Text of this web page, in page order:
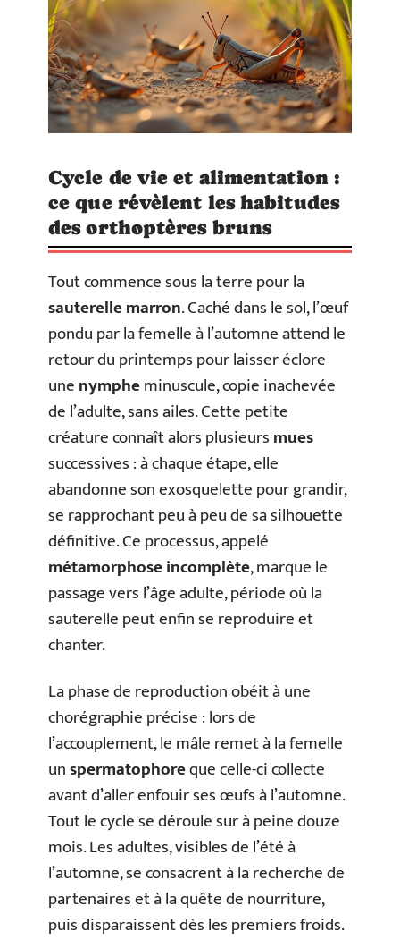
Cycle de vie et alimentation :
ce que révèlent les habitudes
des orthoptères bruns
Tout commence sous la terre pour la
sauterelle marron. Caché dans le sol, l’œuf
pondu par la femelle à l’automne attend le
retour du printemps pour laisser éclore
unenympheminuscule, copie inachevée
de l’adulte, sans ailes. Cette petite
créature connaît alors plusieursmues
successives : à chaque étape, elle
abandonne son exosquelette pour grandir,
se rapprochant peu à peu de sa silhouette
définitive. Ce processus, appelé
métamorphose incomplète, marque le
passage vers l’âge adulte, période où la
sauterelle peut enfin se reproduire et
chanter.
La phase de reproduction obéit à une
chorégraphie précise : lors de
l’accouplement, le mâle remet à la femelle
unspermatophoreque celle-ci collecte
avant d’aller enfouir ses œufs à l’automne.
Tout le cycle se déroule sur à peine douze
mois. Les adultes, visibles de l’été à
l’automne, se consacrent à la recherche de
partenaires et à la quête de nourriture,
puis disparaissent dès les premiers froids.